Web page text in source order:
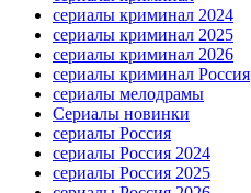
сериалы криминал 2024
сериалы криминал 2025
сериалы криминал 2026
сериалы криминал Россия
сериалы мелодрамы
Сериалы новинки
сериалы Россия
сериалы Россия 2024
сериалы Россия 2025